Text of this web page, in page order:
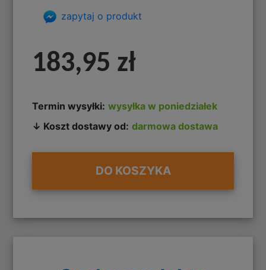
zapytaj o produkt
183,95 zł
Termin wysyłki: wysyłka w poniedziałek
↓ Koszt dostawy od: darmowa dostawa
DO KOSZYKA